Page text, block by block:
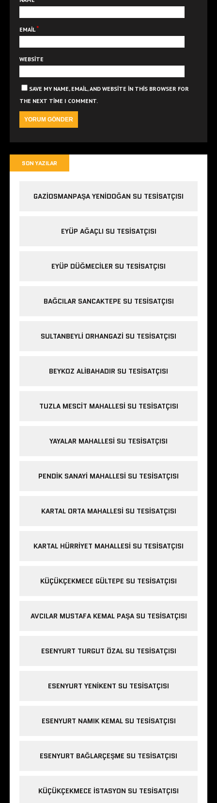
EMAIL*
WEBSITE
SAVE MY NAME, EMAIL, AND WEBSITE IN THIS BROWSER FOR
THE NEXT TIME I COMMENT.
SON YAZILAR
GAZIOSMANPAŞA YENIDOĞAN SU TESISATÇISI
EYÜP AĞAÇLI SU TESISATÇISI
EYÜP DÜĞMECILER SU TESISATÇISI
BAĞCILAR SANCAKTEPE SU TESISATÇISI
SULTANBEYLI ORHANGAZI SU TESISATÇISI
BEYKOZ ALIBAHADIR SU TESISATÇISI
TUZLA MESCIT MAHALLESI SU TESISATÇISI
YAYALAR MAHALLESI SU TESISATÇISI
PENDIK SANAYI MAHALLESI SU TESISATÇISI
KARTAL ORTA MAHALLESI SU TESISATÇISI
KARTAL HÜRRIYET MAHALLESI SU TESISATÇISI
KÜÇÜKÇEKMECE GÜLTEPE SU TESISATÇISI
AVCILAR MUSTAFA KEMAL PAŞA SU TESISATÇISI
ESENYURT TURGUT ÖZAL SU TESISATÇISI
ESENYURT YENIKENT SU TESISATÇISI
ESENYURT NAMIK KEMAL SU TESISATÇISI
ESENYURT BAĞLARÇEŞME SU TESISATÇISI
KÜÇÜKÇEKMECE ISTASYON SU TESISATÇISI